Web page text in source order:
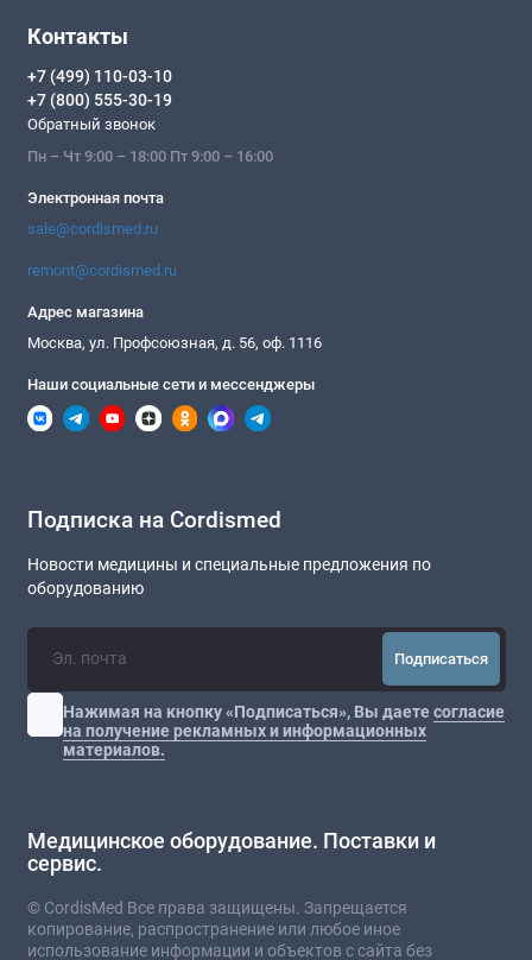
Контакты
+7 (499) 110-03-10
+7 (800) 555-30-19
Обратный звонок
Пн – Чт 9:00 – 18:00 Пт 9:00 – 16:00
Электронная почта
sale@cordismed.ru
remont@cordismed.ru
Адрес магазина
Москва, ул. Профсоюзная, д. 56, оф. 1116
Наши социальные сети и мессенджеры
Подписка на Cordismed
Новости медицины и специальные предложения по
оборудованию
Подписаться
Нажимая на кнопку «Подписаться», Вы даетесогласие
на получение рекламных и информационных
материалов.
Медицинское оборудование. Поставки и
сервис.
© CordisMed Все права защищены. Запрещается
копирование, распространение или любое иное
использование информации и объектов с сайта без